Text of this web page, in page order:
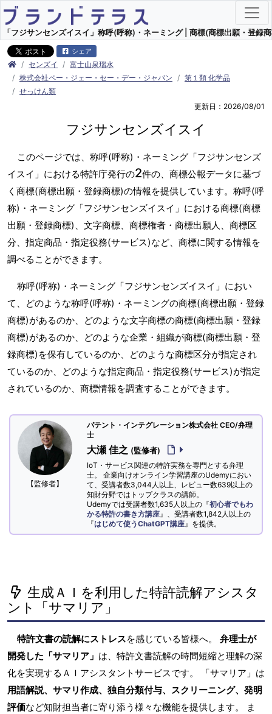
「フジサンセンズイスイ」称呼(呼称)・ネーミング | 商標(商標出願・登録
シェア
センズイ
富士山泉瑞水
株式会社ペー・ジェー・セー・デー・ジャパン
第１類 化学品
せっけん類
更新日：2026/08/01
フジサンセンズイスイ
このページでは、称呼(呼称)・ネーミング「フジサンセンズ
イスイ」における特許庁発行の2件の、商標公報データに基づ
く商標(商標出願・登録商標)の情報を提供しています。称呼(呼
称)・ネーミング「フジサンセンズイスイ」における商標(商標
出願・登録商標)、文字商標、商標権者・商標出願人、商標区
分、指定商品・指定役務(サービス)など、商標に関する情報を
調べることができます。
称呼(呼称)・ネーミング「フジサンセンズイスイ」におい
て、どのような称呼(呼称)・ネーミングの商標(商標出願・登録
商標)があるのか、どのような文字商標の商標(商標出願・登録
商標)があるのか、どのような企業・組織が商標(商標出願・登
録商標)を保有しているのか、どのような商標区分が指定され
ているのか、どのような指定商品・指定役務(サービス)が指定
されているのか、商標情報を調査することができます。
【監修者】
パテント・インテグレーション株式会社 CEO/弁理
士
大瀬 佳之 (監修者)
IoT・サービス関連の特許実務を専門とする弁理
士。 企業向けオンライン学習講座のUdemyにおい
て、受講者数3,044人以上、レビュー数639以上の
知財分野ではトップクラスの講師。
Udemyでは受講者数1,635人以上の『初心者でもわ
かる特許の書き方講座 』、受講者数1,842人以上の
『はじめて使うChatGPT講座 』を提供。
生成ＡＩを利用した特許読解アシスタ
ント「サマリア」
特許文書の読解にストレスを感じている皆様へ。 弁理士が
開発した「サマリア」 は、特許文書読解の時間短縮と理解の深
化を実現するＡＩアシスタントサービスです。 「サマリア」は
用語解説、サマリ作成、独自分類付与、スクリーニング、発明
評価など知財担当者に寄り添う様々な機能を提供します。 ま